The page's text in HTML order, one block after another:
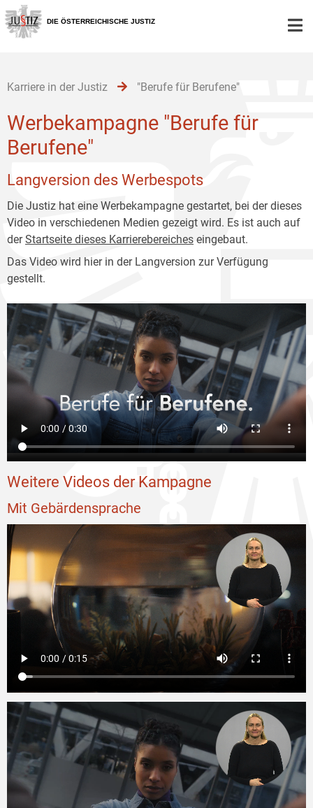
Zur
Hauptnavigation
[1]
Zum
Inhalt
[2]
Zum
Untermenü
[3]
DIE ÖSTERREICHISCHE JUSTIZ
Karriere in der Justiz "Berufe für Berufene"
Werbekampagne "Berufe für
Berufene"
Langversion des Werbespots
Die Justiz hat eine Werbekampagne gestartet, bei der dieses
Video in verschiedenen Medien gezeigt wird. Es ist auch auf
derStartseite dieses Karrierebereiches eingebaut.
Das Video wird hier in der Langversion zur Verfügung
gestellt.
Weitere Videos der Kampagne
Mit Gebärdensprache